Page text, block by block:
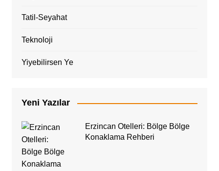
Tatil-Seyahat
Teknoloji
Yiyebilirsen Ye
Yeni Yazılar
Erzincan Otelleri: Bölge Bölge
Konaklama Rehberi